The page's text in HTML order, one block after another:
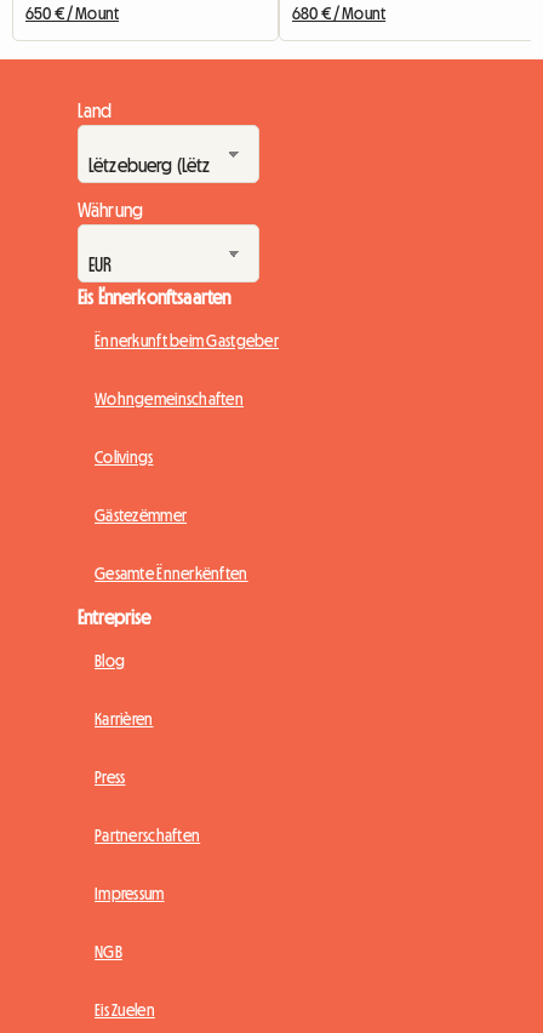
650 € / Mount 680 € / Mount
Land
Währung
Eis Ënnerkonftsaarten
Ënnerkunft beim Gastgeber
Wohngemeinschaften
Colivings
Gästezëmmer
Gesamte Ënnerkënften
Entreprise
Blog
Karrièren
Press
Partnerschaften
Impressum
NGB
Eis Zuelen